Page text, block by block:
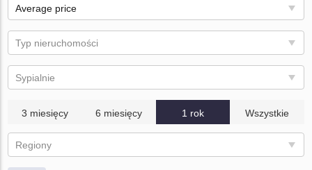
Average price
Typ nieruchomości
Sypialnie
3 miesięcy 6 miesięcy 1 rok Wszystkie
Regiony